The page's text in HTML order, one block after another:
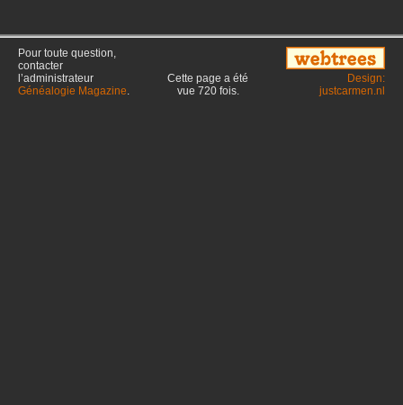
Pour toute question,
contacter
l’administrateur
Généalogie Magazine.
Cette page a été
vue 720fois.
Design:
justcarmen.nl